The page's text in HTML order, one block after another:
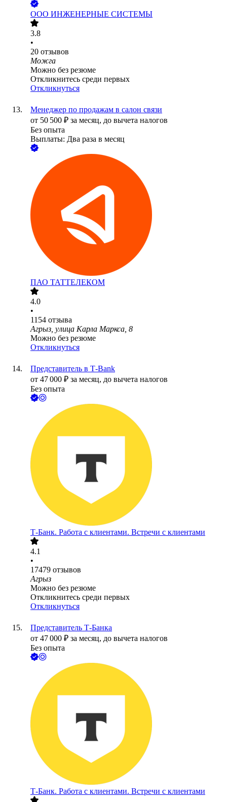
ООО ИНЖЕНЕРНЫЕ СИСТЕМЫ
3.8
•
20 отзывов
Можга
Можно без резюме
Откликнитесь среди первых
Откликнуться
Менеджер по продажам в салон связи
от 50 500 ₽ за месяц, до вычета налогов
Без опыта
Выплаты: Два раза в месяц
ПАО ТАТТЕЛЕКОМ
4.0
•
1154 отзыва
Агрыз, улица Карла Маркса, 8
Можно без резюме
Откликнуться
Представитель в Т-Bank
от 47 000 ₽ за месяц, до вычета налогов
Без опыта
Т-Банк. Работа с клиентами. Встречи с клиентами
4.1
•
17479 отзывов
Агрыз
Можно без резюме
Откликнитесь среди первых
Откликнуться
Представитель Т-Банка
от 47 000 ₽ за месяц, до вычета налогов
Без опыта
Т-Банк. Работа с клиентами. Встречи с клиентами